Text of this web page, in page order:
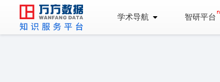
学术导航 智研平台